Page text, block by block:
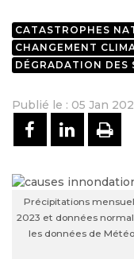
CATASTROPHES
CHANGEMENT
DÉGRADATION DES
Publié le : 05 Jan
Précipitations
2023 et données
les données de